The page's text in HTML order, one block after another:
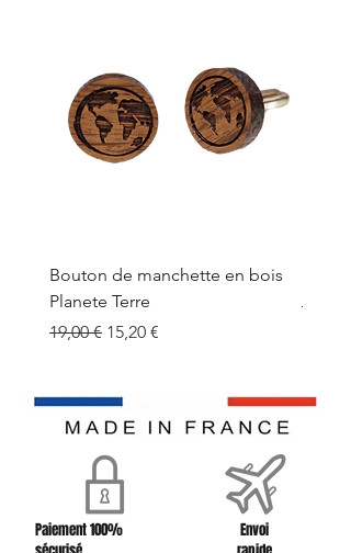
Bouton de manchette en bois
Planete Terre
Prix original
19,00 € Prix promotionnel
15,20 €
Prix
19,00 €
Paiement 100%
Envoi